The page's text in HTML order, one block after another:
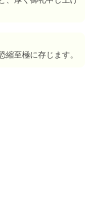
縮至極に存じます。